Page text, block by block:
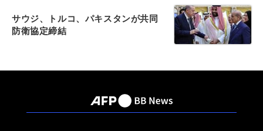
サウジ、トルコ、パキスタンが共同
防衛協定締結